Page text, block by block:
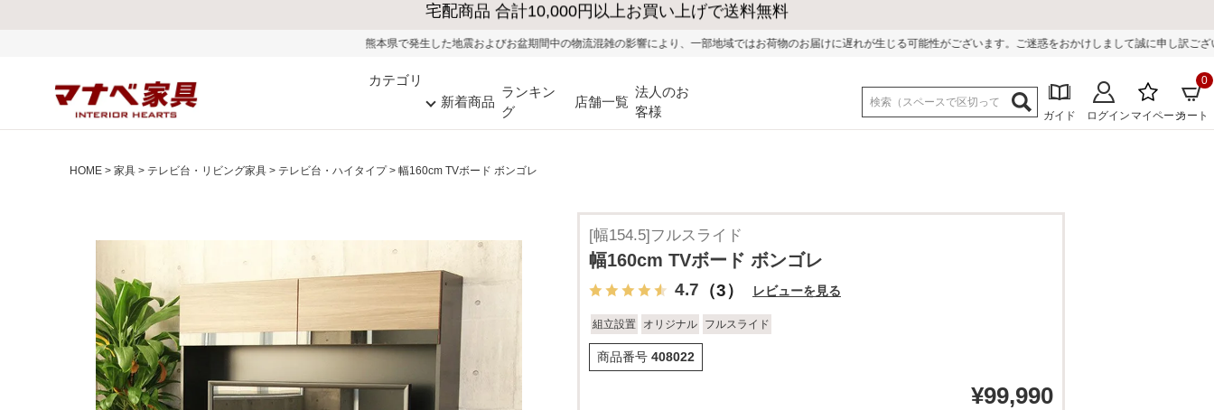
大型家具の送料・設置無料（※当社エリア）
熊本県で発生した地震およびお盆期間中の物流混雑の影響により、一部地域ではお荷物のお届けに遅れが生じる可能性がございます。ご迷惑をおかけしまして誠に申し訳ございません。
カテゴリ
新着商品
ランキン
グ
店舗一覧
法人のお
客様
ガイド ログイン マイページカート
0
HOME 家具 テレビ台・リビング家具 テレビ台・ハイタイプ 幅160cm TVボード ボンゴレ
[幅154.5]フルスライド
幅160cm TVボード ボンゴレ
4.7 （3） レビューを見る
組立設置 オリジナル フルスライド
商品番号 408022
¥99,990